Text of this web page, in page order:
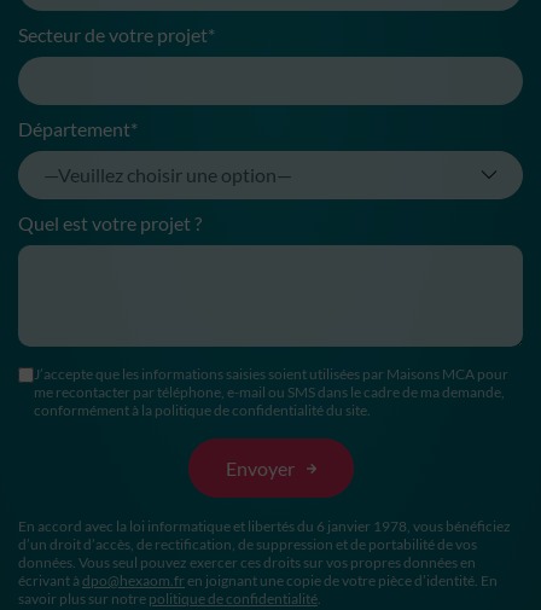
Secteur de votre projet*
Département*
Quel est votre projet ?
J’accepte que les informations saisies soient utilisées par Maisons MCA pour
me recontacter par téléphone, e-mail ou SMS dans le cadre de ma demande,
conformément à la politique de confidentialité du site.
En accord avec la loi informatique et libertés du 6 janvier 1978, vous bénéficiez
d’un droit d’accès, de rectification, de suppression et de portabilité de vos
données. Vous seul pouvez exercer ces droits sur vos propres données en
écrivant à dpo@hexaom.fr en joignant une copie de votre pièce d’identité. En
savoir plus sur notre politique de confidentialité.